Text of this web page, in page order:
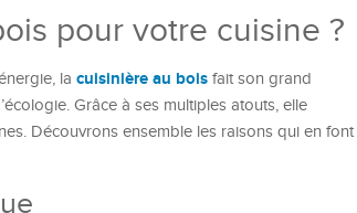
pour votre cuisine ?
la cuisinière au bois fait son grand
Grâce à ses multiples atouts, elle
Découvrons ensemble les raisons qui en font